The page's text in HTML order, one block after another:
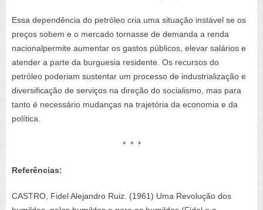
Essa dependência do petróleo cria uma situação instável se os
preços sobem e o mercado tornasse de demanda a renda
nacionalpermite aumentar os gastos públicos, elevar salários e
atender a parte da burguesia residente. Os recursos do
petróleo poderiam sustentar um processo de industrialização e
diversificação de serviços na direção do socialismo, mas para
tanto é necessário mudanças na trajetória da economia e da
política.
* * *
Referências:
CASTRO, FidelAlejandro Ruiz. (1961) Uma Revolução dos